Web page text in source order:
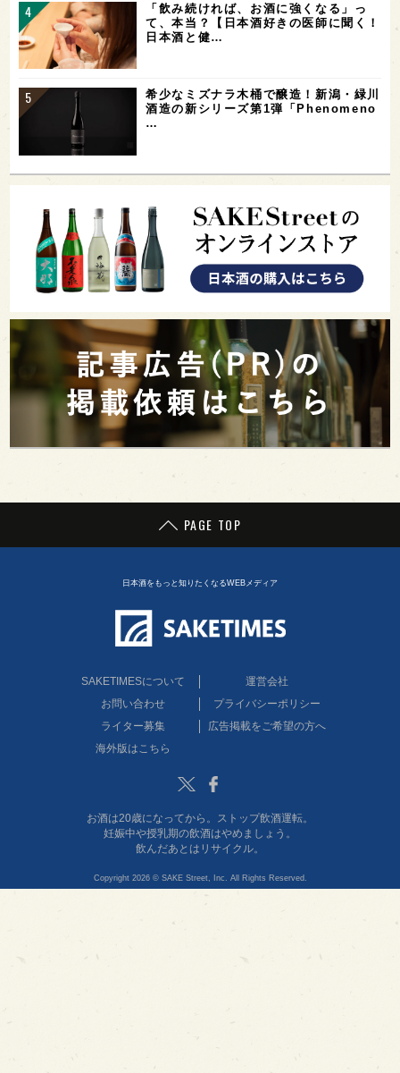
「飲み続ければ、お酒に強くなる」っ
て、本当？【日本酒好きの医師に聞く！
日本酒と健…
希少なミズナラ木桶で醸造！新潟・緑川
酒造の新シリーズ第1弾「Phenomeno
…
PAGE TOP
日本酒をもっと知りたくなるWEBメディア
SAKETIMESについて
運営会社
お問い合わせ
プライバシーポリシー
ライター募集
広告掲載をご希望の方へ
海外版はこちら
Twitter
お酒は20歳になってから。ストップ飲酒運転。
妊娠中や授乳期の飲酒はやめましょう。
飲んだあとはリサイクル。
Copyright 2026 © SAKE Street, Inc. All Rights Reserved.